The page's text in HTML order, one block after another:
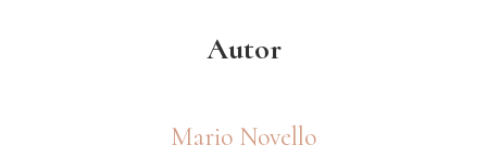
Autor
Mario Novello